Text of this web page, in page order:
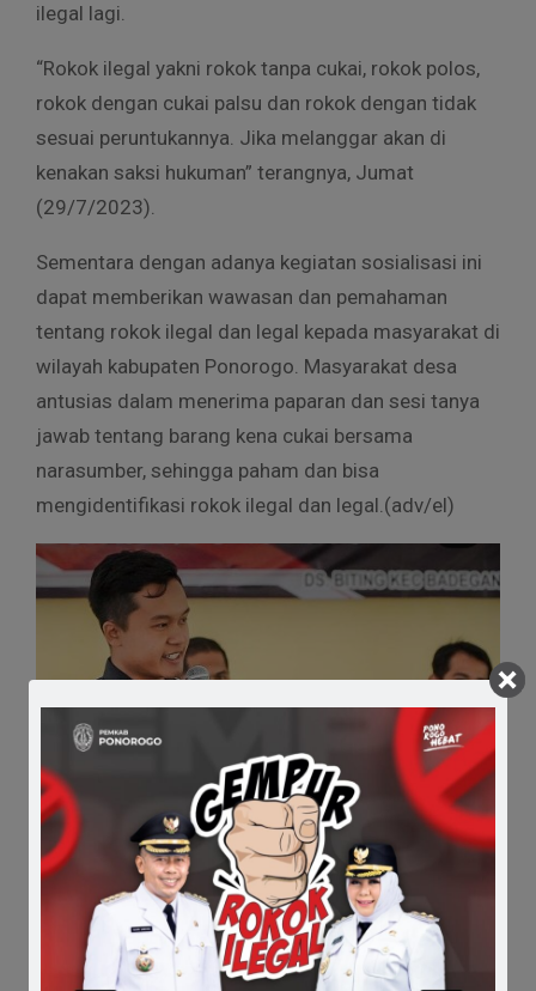
ilegal lagi.
“Rokok ilegal yakni rokok tanpa cukai, rokok polos,
rokok dengan cukai palsu dan rokok dengan tidak
sesuai peruntukannya. Jika melanggar akan di
kenakan saksi hukuman” terangnya, Jumat
(29/7/2023).
Sementara dengan adanya kegiatan sosialisasi ini
dapat memberikan wawasan dan pemahaman
tentang rokok ilegal dan legal kepada masyarakat di
wilayah kabupaten Ponorogo. Masyarakat desa
antusias dalam menerima paparan dan sesi tanya
jawab tentang barang kena cukai bersama
narasumber, sehingga paham dan bisa
mengidentifikasi rokok ilegal dan legal.(adv/el)
Comments